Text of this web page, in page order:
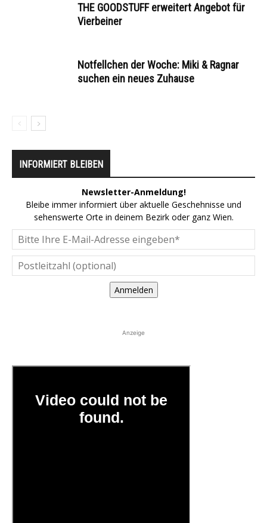
THE GOODSTUFF erweitert Angebot für
Vierbeiner
Notfellchen der Woche: Miki & Ragnar
suchen ein neues Zuhause
INFORMIERT BLEIBEN
Newsletter-Anmeldung!
Bleibe immer informiert über aktuelle Geschehnisse und
sehenswerte Orte in deinem Bezirk oder ganz Wien.
Anmelden
Anzeige